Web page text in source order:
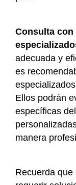
Consulta
adecuada y
es
Ellos podrán
específicas
manera
Recuerda